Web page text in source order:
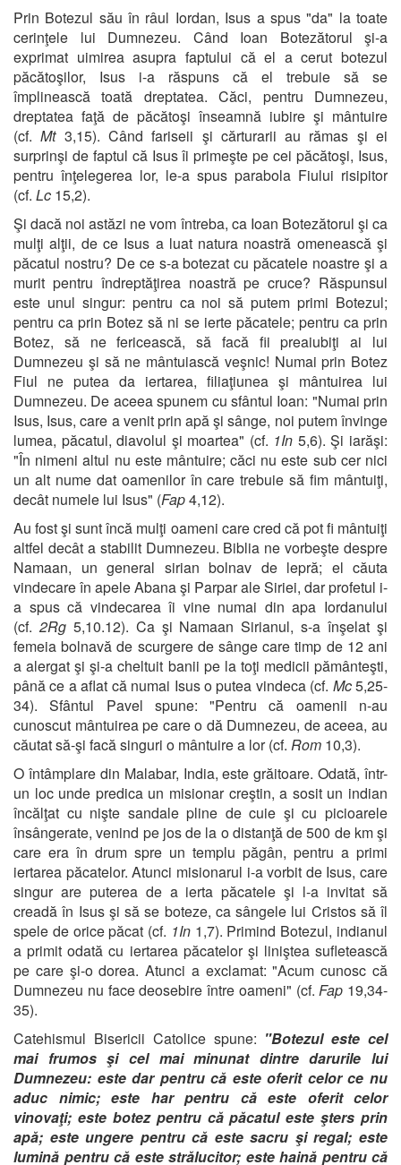
Prin Botezul său în râul Iordan, Isus a spus "da" la toate
cerinţele lui Dumnezeu. Când Ioan Botezătorul şi-a
exprimat uimirea asupra faptului că el a cerut botezul
păcătoşilor, Isus i-a răspuns că el trebuie să se
împlinească toată dreptatea. Căci, pentru Dumnezeu,
dreptatea faţă de păcătoşi înseamnă iubire şi mântuire
(cf.Mt3,15). Când fariseii şi cărturarii au rămas şi ei
surprinşi de faptul că Isus îi primeşte pe cei păcătoşi, Isus,
pentru înţelegerea lor, le-a spus parabola Fiului risipitor
(cf. Lc 15,2).
Şi dacă noi astăzi ne vom întreba, ca Ioan Botezătorul şi ca
mulţi alţii, de ce Isus a luat natura noastră omenească şi
păcatul nostru? De ce s-a botezat cu păcatele noastre şi a
murit pentru îndreptăţirea noastră pe cruce? Răspunsul
este unul singur: pentru ca noi să putem primi Botezul;
pentru ca prin Botez să ni se ierte păcatele; pentru ca prin
Botez, să ne fericească, să facă fii preaiubiţi ai lui
Dumnezeu şi să ne mântuiască veşnic! Numai prin Botez
Fiul ne putea da iertarea, filiaţiunea şi mântuirea lui
Dumnezeu. De aceea spunem cu sfântul Ioan: "Numai prin
Isus, Isus, care a venit prin apă şi sânge, noi putem învinge
lumea, păcatul, diavolul şi moartea" (cf. 1In 5,6). Şi iarăşi:
"În nimeni altul nu este mântuire; căci nu este sub cer nici
un alt nume dat oamenilor în care trebuie să fim mântuiţi,
decât numele lui Isus" (Fap4,12).
Au fost şi sunt încă mulţi oameni care cred că pot fi mântuiţi
altfel decât a stabilit Dumnezeu. Biblia ne vorbeşte despre
Namaan, un general sirian bolnav de lepră; el căuta
vindecare în apele Abana şi Parpar ale Siriei, dar profetul i-
a spus că vindecarea îi vine numai din apa Iordanului
(cf. 2Rg5,10.12). Ca şi Namaan Sirianul, s-a înşelat şi
femeia bolnavă de scurgere de sânge care timp de 12 ani
a alergat şi şi-a cheltuit banii pe la toţi medicii pământeşti,
până ce a aflat că numai Isus o putea vindeca (cf. Mc5,25-
34). Sfântul Pavel spune: "Pentru că oamenii n-au
cunoscut mântuirea pe care o dă Dumnezeu, de aceea, au
căutat să-şi facă singuri o mântuire a lor (cf. Rom 10,3).
O întâmplare din Malabar, India, este grăitoare. Odată, într-
un loc unde predica un misionar creştin, a sosit un indian
încălţat cu nişte sandale pline de cuie şi cu picioarele
însângerate, venind pe jos de la o distanţă de 500 de km şi
care era în drum spre un templu păgân, pentru a primi
iertarea păcatelor. Atunci misionarul i-a vorbit de Isus, care
singur are puterea de a ierta păcatele şi l-a invitat să
creadă în Isus şi să se boteze, ca sângele lui Cristos să îl
spele de orice păcat (cf. 1In1,7). Primind Botezul, indianul
a primit odată cu iertarea păcatelor şi liniştea sufletească
pe care şi-o dorea. Atunci a exclamat: "Acum cunosc că
Dumnezeu nu face deosebire între oameni" (cf. Fap 19,34-
35).
Catehismul Bisericii Catolice spune: "Botezul este cel
mai frumos şi cel mai minunat dintre darurile lui
Dumnezeu: este dar pentru că este oferit celor ce nu
aduc nimic; este har pentru că este oferit celor
vinovaţi; este botez pentru că păcatul este şters prin
apă; este ungere pentru că este sacru şi regal; este
lumină pentru că este strălucitor; este haină pentru că